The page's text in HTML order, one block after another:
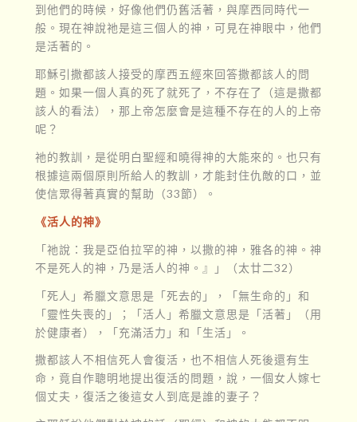
到他們的時候，好像他們仍舊活著，與摩西同時代一
般。現在神說祂是這三個人的神，可見在神眼中，他們
是活著的。
耶穌引撒都該人接受的摩西五經來回答撒都該人的問
題。如果一個人真的死了就死了，不存在了（這是撒都
該人的看法），那上帝怎麼會是這種不存在的人的上帝
呢？
祂的教訓，是從明白聖經和曉得神的大能來的。也只有
根據這兩個原則所給人的教訓，才能封住仇敵的口，並
使信眾得著真實的幫助（33節）。
《活人的神》
「祂說：我是亞伯拉罕的神，以撒的神，雅各的神。神
不是死人的神，乃是活人的神。』」（太廿二32）
「死人」希臘文意思是「死去的」，「無生命的」和
「靈性失喪的」；「活人」希臘文意思是「活著」（用
於健康者），「充滿活力」和「生活」。
撒都該人不相信死人會復活，也不相信人死後還有生
命，竟自作聰明地提出復活的問題，說，一個女人嫁七
個丈夫，復活之後這女人到底是誰的妻子？